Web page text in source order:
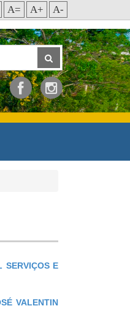
A= A+ A-
E
VALENTIN